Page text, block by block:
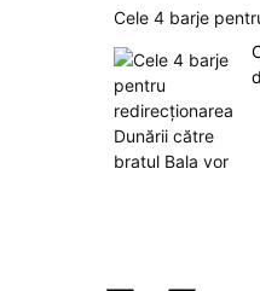
Cele 4 barje